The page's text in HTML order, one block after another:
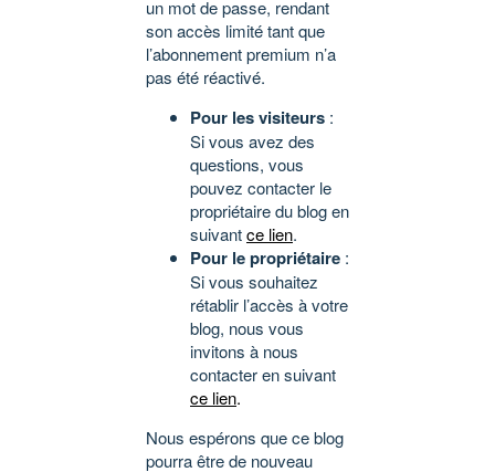
un mot de passe, rendant
son accès limité tant que
l’abonnement premium n’a
pas été réactivé.
Pour les visiteurs :
Si vous avez des
questions, vous
pouvez contacter le
propriétaire du blog en
suivantce lien.
Pour le propriétaire :
Si vous souhaitez
rétablir l’accès à votre
blog, nous vous
invitons à nous
contacter en suivant
ce lien.
Nous espérons que ce blog
pourra être de nouveau